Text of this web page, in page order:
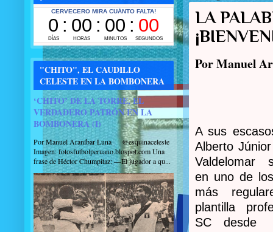
LA
Por
A sus
Alberto
Valdelomar
en uno de
más
plantilla
SC desde
"CHITO", EL CAUDILLO
CELESTE EN LA BOMBONERA
‘CHITO’ DE LA TORRE, EL
VERDADERO PATRÓN EN LA
BOMBONERA (I)
Por Manuel Araníbar Luna @esquinaceleste
Imagen: fotosfutbolperuano.blospot.com Una
frase de Héctor Chumpitaz: —El jugador a qu...